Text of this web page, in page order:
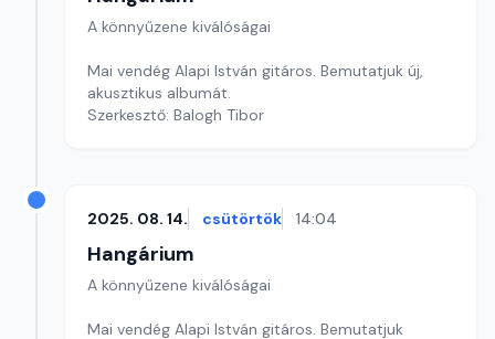
A könnyűzene kiválóságai
Mai vendég Alapi István gitáros. Bemutatjuk új,
akusztikus albumát.
Szerkesztő: Balogh Tibor
2025. 08. 14. csütörtök 14:04
Hangárium
A könnyűzene kiválóságai
Mai vendég Alapi István gitáros. Bemutatjuk